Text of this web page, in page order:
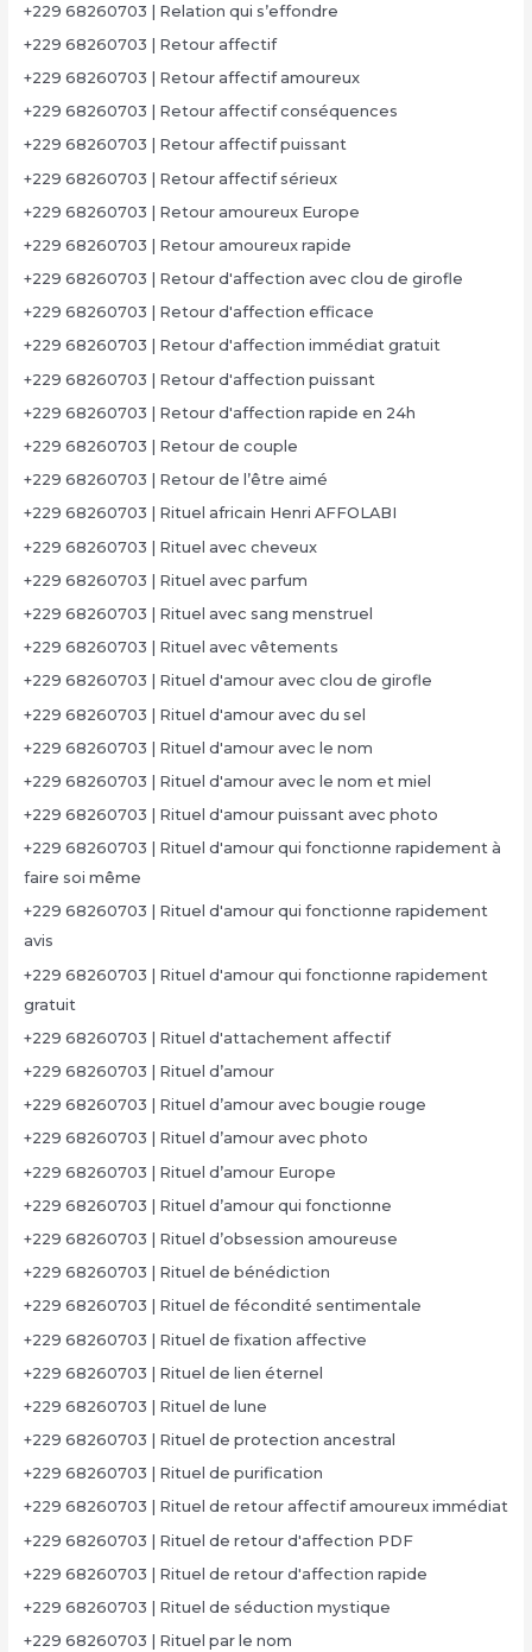
+229 68260703 | Relation qui s’effondre
+229 68260703 | Retour affectif
+229 68260703 | Retour affectif amoureux
+229 68260703 | Retour affectif conséquences
+229 68260703 | Retour affectif puissant
+229 68260703 | Retour affectif sérieux
+229 68260703 | Retour amoureux Europe
+229 68260703 | Retour amoureux rapide
+229 68260703 | Retour d'affection avec clou de girofle
+229 68260703 | Retour d'affection efficace
+229 68260703 | Retour d'affection immédiat gratuit
+229 68260703 | Retour d'affection puissant
+229 68260703 | Retour d'affection rapide en 24h
+229 68260703 | Retour de couple
+229 68260703 | Retour de l’être aimé
+229 68260703 | Rituel africain Henri AFFOLABI
+229 68260703 | Rituel avec cheveux
+229 68260703 | Rituel avec parfum
+229 68260703 | Rituel avec sang menstruel
+229 68260703 | Rituel avec vêtements
+229 68260703 | Rituel d'amour avec clou de girofle
+229 68260703 | Rituel d'amour avec du sel
+229 68260703 | Rituel d'amour avec le nom
+229 68260703 | Rituel d'amour avec le nom et miel
+229 68260703 | Rituel d'amour puissant avec photo
+229 68260703 | Rituel d'amour qui fonctionne rapidement à
faire soi même
+229 68260703 | Rituel d'amour qui fonctionne rapidement
avis
+229 68260703 | Rituel d'amour qui fonctionne rapidement
gratuit
+229 68260703 | Rituel d'attachement affectif
+229 68260703 | Rituel d’amour
+229 68260703 | Rituel d’amour avec bougie rouge
+229 68260703 | Rituel d’amour avec photo
+229 68260703 | Rituel d’amour Europe
+229 68260703 | Rituel d’amour qui fonctionne
+229 68260703 | Rituel d’obsession amoureuse
+229 68260703 | Rituel de bénédiction
+229 68260703 | Rituel de fécondité sentimentale
+229 68260703 | Rituel de fixation affective
+229 68260703 | Rituel de lien éternel
+229 68260703 | Rituel de lune
+229 68260703 | Rituel de protection ancestral
+229 68260703 | Rituel de purification
+229 68260703 | Rituel de retour affectif amoureux immédiat
+229 68260703 | Rituel de retour d'affection PDF
+229 68260703 | Rituel de retour d'affection rapide
+229 68260703 | Rituel de séduction mystique
+229 68260703 | Rituel par le nom